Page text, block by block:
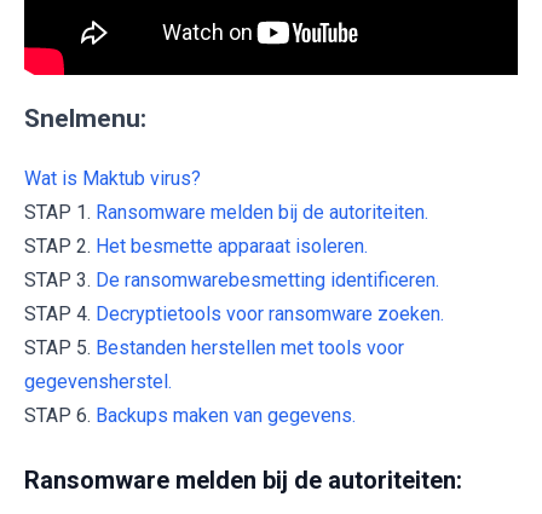
Snelmenu:
Wat is Maktub virus?
STAP 1. Ransomware melden bij de autoriteiten.
STAP 2. Het besmette apparaat isoleren.
STAP 3. De ransomwarebesmetting identificeren.
STAP 4. Decryptietools voor ransomware zoeken.
STAP 5. Bestanden herstellen met tools voor
gegevensherstel.
STAP 6. Backups maken van gegevens.
Ransomware melden bij de autoriteiten: